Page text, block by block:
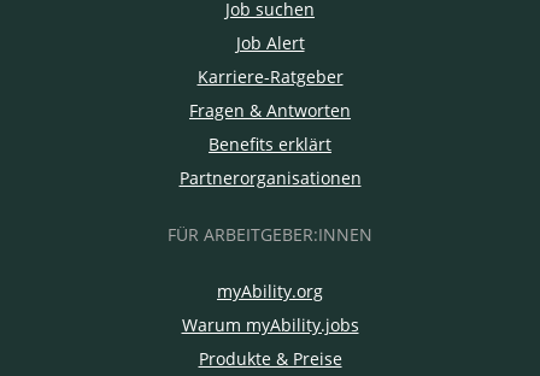
Job suchen
Job Alert
Karriere-Ratgeber
Fragen & Antworten
Benefits erklärt
Partnerorganisationen
FÜR ARBEITGEBER:INNEN
myAbility.org
Warum myAbility.jobs
Produkte & Preise